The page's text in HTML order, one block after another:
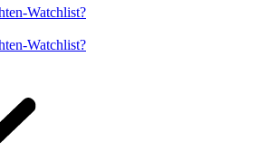
Watchlist?
Watchlist?